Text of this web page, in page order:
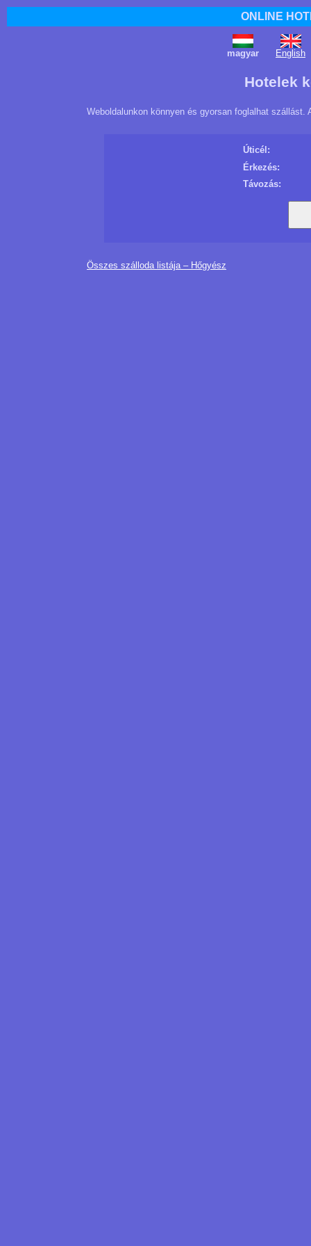
ONLINE
magyar English
Hotelek
Weboldalunkon könnyen és gyorsan foglalhat
Úticél:
Érkezés:
Távozás:
Összes szálloda listája – Hőgyész